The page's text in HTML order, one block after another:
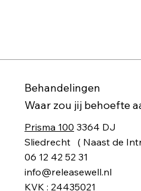
Behandelingen
Waar zou jij behoefte
Prisma 100 3364 DJ
Sliedrecht ( Naast de
06 12 42 52 31
info@releasewell.nl
KVK : 24435021